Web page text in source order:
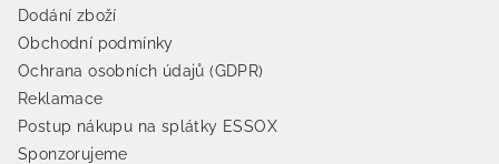
Dodání zboží
Obchodní podmínky
Ochrana osobních údajů (GDPR)
Reklamace
Postup nákupu na splátky ESSOX
Sponzorujeme